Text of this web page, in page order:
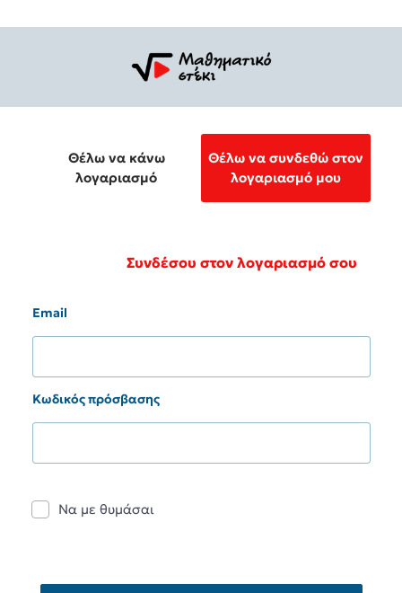
Θέλω να κάνω
λογαριασμό
Θέλω να συνδεθώ στον
λογαριασμό μου
Συνδέσου στον λογαριασμό σου
Email
Κωδικός πρόσβασης
Να με θυμάσαι